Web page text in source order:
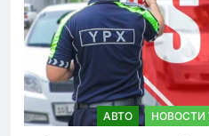
АВТО НОВОСТИ